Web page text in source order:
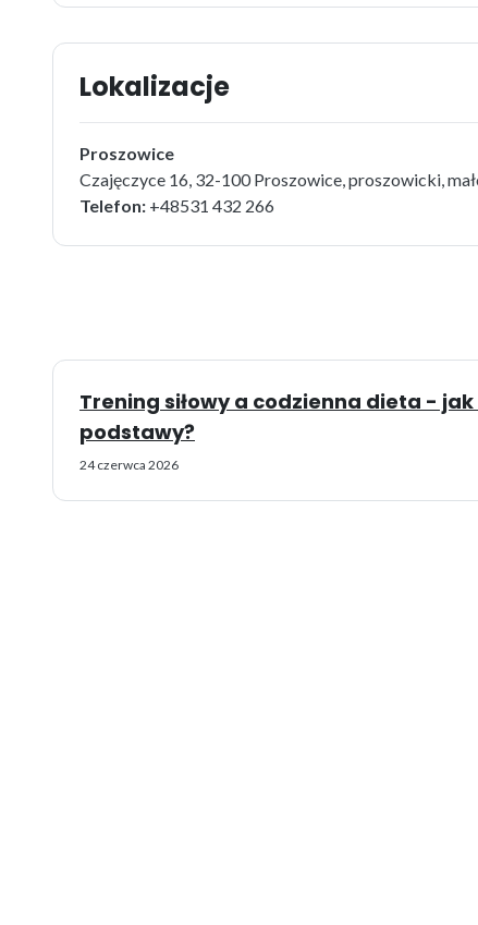
Lokalizacje
Proszowice
Czajęczyce 16, 32-100 Proszowice, proszowicki,
Telefon: +48531 432 266
Trening siłowy a codzienna dieta -
podstawy?
24 czerwca 2026